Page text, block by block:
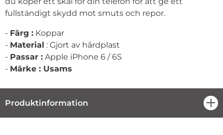
fullständigt skydd mot smuts och repor.
- Färg : Koppar
- Material : Gjort av hårdplast
- Passar : Apple iPhone 6 / 6S
- Märke : Usams
Produktinformation